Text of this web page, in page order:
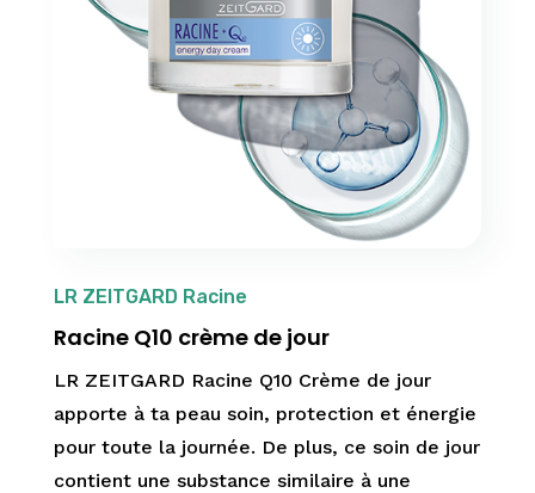
LR ZEITGARD Racine
Racine Q10 crème de jour
LR ZEITGARD Racine Q10 Crème de jour
apporte à ta peau soin, protection et énergie
pour toute la journée. De plus, ce soin de jour
contient une substance similaire à une